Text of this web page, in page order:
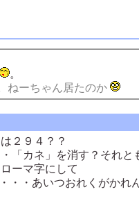
。
ねーちゃん居たのか
２９４？？
「カネ」を消す？それと
ーマ字にして
・・あいつおれくがか